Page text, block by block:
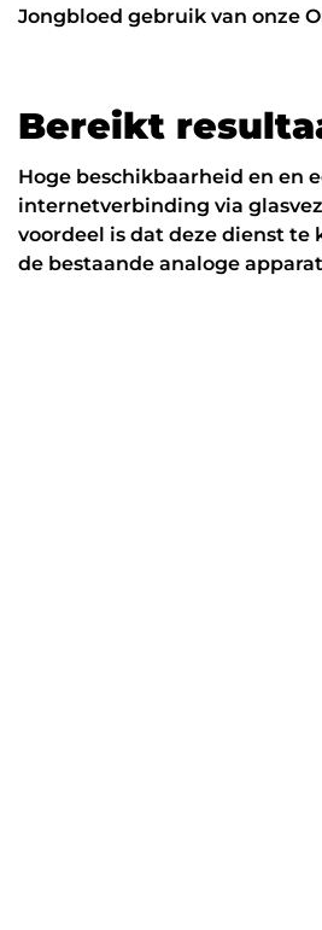
Jongbloed gebruik van onze
Bereikt resulta
Hoge beschikbaarheid en en
internetverbinding via
voordeel is dat deze dienst te
de bestaande analoge